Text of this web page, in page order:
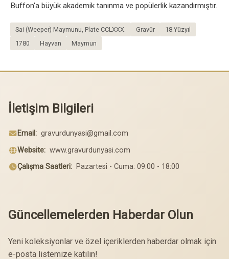
Buffon'a büyük akademik tanınma ve popülerlik kazandırmıştır.
Sai (Weeper) Maymunu, Plate CCLXXX. Gravür
18.Yüzyıl
1780
Hayvan Maymun
İletişim Bilgileri
Email: gravurdunyasi@gmail.com
Website: www.gravurdunyasi.com
Çalışma Saatleri: Pazartesi - Cuma: 09:00 - 18:00
Güncellemelerden Haberdar Olun
Yeni koleksiyonlar ve özel içeriklerden haberdar olmak için
e-posta listemize katılın!